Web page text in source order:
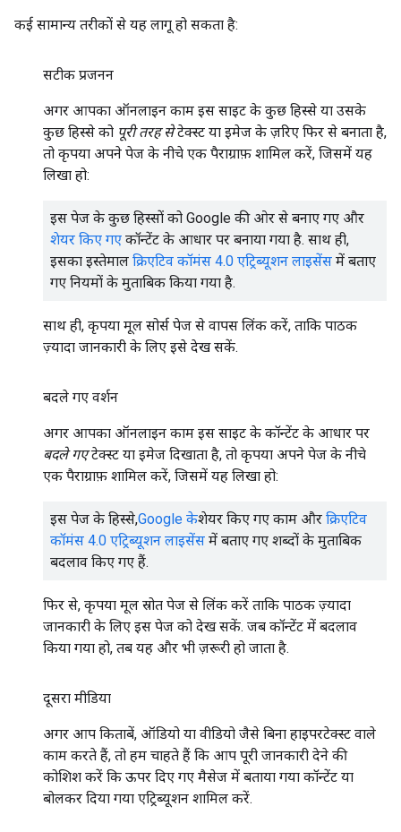
कई सामान्य तरीकों से यह लागू हो सकता है:
सटीक प्रजनन
अगर आपका ऑनलाइन काम इस साइट के कुछ हिस्से या उसके
कुछ हिस्से को पूरी तरह सेटेक्स्ट या इमेज के ज़रिए फिर से बनाता है,
तो कृपया अपने पेज के नीचे एक पैराग्राफ़ शामिल करें, जिसमें यह
लिखा हो:
इस पेज के कुछ हिस्सों को Google की ओर से बनाए गए और
शेयर किए गए कॉन्टेंट के आधार पर बनाया गया है. साथ ही,
इसका इस्तेमाल क्रिएटिव कॉमंस 4.0 एट्रिब्यूशन लाइसेंस में बताए
गए नियमों के मुताबिक किया गया है.
साथ ही, कृपया मूल सोर्स पेज से वापस लिंक करें, ताकि पाठक
ज़्यादा जानकारी के लिए इसे देख सकें.
बदले गए वर्शन
अगर आपका ऑनलाइन काम इस साइट के कॉन्टेंट के आधार पर
बदले गएटेक्स्ट या इमेज दिखाता है, तो कृपया अपने पेज के नीचे
एक पैराग्राफ़ शामिल करें, जिसमें यह लिखा हो:
इस पेज के हिस्से,Google केशेयर किए गए काम और क्रिएटिव
कॉमंस 4.0 एट्रिब्यूशन लाइसेंस में बताए गए शब्दों के मुताबिक
बदलाव किए गए हैं.
फिर से, कृपया मूल स्रोत पेज से लिंक करें ताकि पाठक ज़्यादा
जानकारी के लिए इस पेज को देख सकें. जब कॉन्टेंट में बदलाव
किया गया हो, तब यह और भी ज़रूरी हो जाता है.
दूसरा मीडिया
अगर आप किताबें, ऑडियो या वीडियो जैसे बिना हाइपरटेक्स्ट वाले
काम करते हैं, तो हम चाहते हैं कि आप पूरी जानकारी देने की
कोशिश करें कि ऊपर दिए गए मैसेज में बताया गया कॉन्टेंट या
बोलकर दिया गया एट्रिब्यूशन शामिल करें.